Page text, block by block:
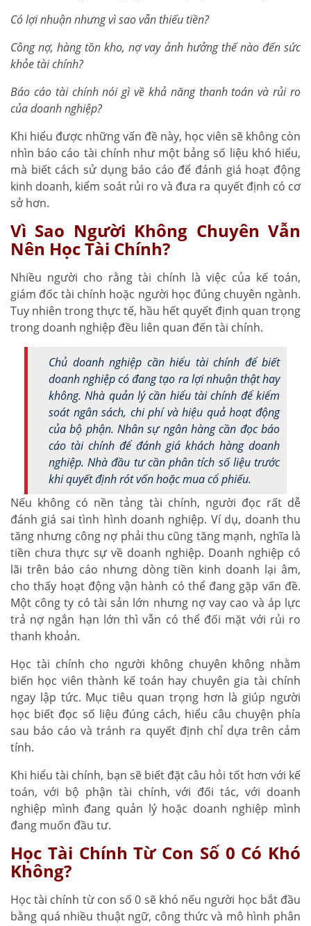
Có lợi nhuận nhưng vì sao vẫn thiếu tiền?
Công nợ, hàng tồn kho, nợ vay ảnh hưởng thế nào đến sức
khỏe tài chính?
Báo cáo tài chính nói gì về khả năng thanh toán và rủi ro
của doanh nghiệp?
Khi hiểu được những vấn đề này, học viên sẽ không còn
nhìn báo cáo tài chính như một bảng số liệu khó hiểu,
mà biết cách sử dụng báo cáo để đánh giá hoạt động
kinh doanh, kiểm soát rủi ro và đưa ra quyết định có cơ
sở hơn.
Vì Sao Người Không Chuyên Vẫn
Nên Học Tài Chính?
Nhiều người cho rằng tài chính là việc của kế toán,
giám đốc tài chính hoặc người học đúng chuyên ngành.
Tuy nhiên trong thực tế, hầu hết quyết định quan trọng
trong doanh nghiệp đều liên quan đến tài chính.
Chủ doanh nghiệp cần hiểu tài chính để biết
doanh nghiệp có đang tạo ra lợi nhuận thật hay
không. Nhà quản lý cần hiểu tài chính để kiểm
soát ngân sách, chi phí và hiệu quả hoạt động
của bộ phận. Nhân sự ngân hàng cần đọc báo
cáo tài chính để đánh giá khách hàng doanh
nghiệp. Nhà đầu tư cần phân tích số liệu trước
khi quyết định rót vốn hoặc mua cổ phiếu.
Nếu không có nền tảng tài chính, người đọc rất dễ
đánh giá sai tình hình doanh nghiệp. Ví dụ, doanh thu
tăng nhưng công nợ phải thu cũng tăng mạnh, nghĩa là
tiền chưa thực sự về doanh nghiệp. Doanh nghiệp có
lãi trên báo cáo nhưng dòng tiền kinh doanh lại âm,
cho thấy hoạt động vận hành có thể đang gặp vấn đề.
Một công ty có tài sản lớn nhưng nợ vay cao và áp lực
trả nợ ngắn hạn lớn thì vẫn có thể đối mặt với rủi ro
thanh khoản.
Học tài chính cho người không chuyên không nhằm
biến học viên thành kế toán hay chuyên gia tài chính
ngay lập tức. Mục tiêu quan trọng hơn là giúp người
học biết đọc số liệu đúng cách, hiểu câu chuyện phía
sau báo cáo và tránh ra quyết định chỉ dựa trên cảm
tính.
Khi hiểu tài chính, bạn sẽ biết đặt câu hỏi tốt hơn với kế
toán, với bộ phận tài chính, với đối tác, với doanh
nghiệp mình đang quản lý hoặc doanh nghiệp mình
đang muốn đầu tư.
Học Tài Chính Từ Con Số 0 Có Khó
Không?
Học tài chính từ con số 0 sẽ khó nếu người học bắt đầu
bằng quá nhiều thuật ngữ, công thức và mô hình phân